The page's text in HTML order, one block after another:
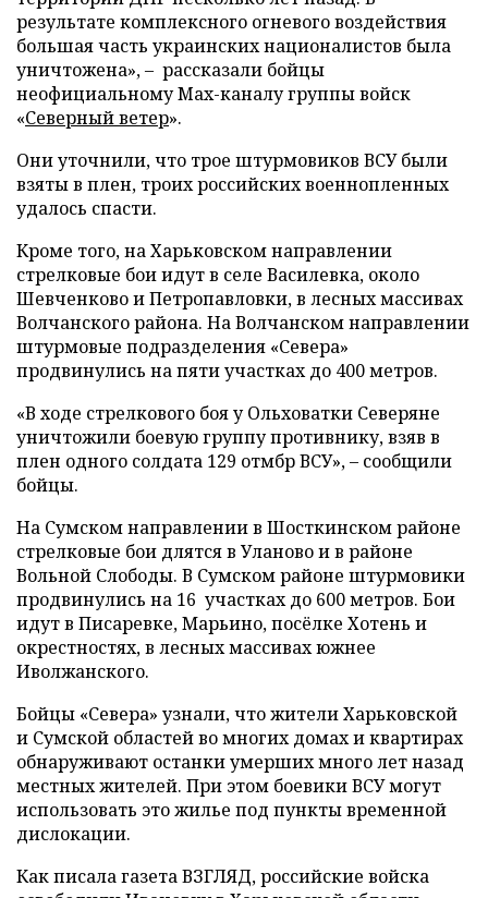
результате комплексного огневого воздействия
большая часть украинских националистов была
уничтожена», – рассказали бойцы
неофициальному Max-каналу группы войск
«Северный ветер».
Они уточнили, что трое штурмовиков ВСУ были
взяты в плен, троих российских военнопленных
удалось спасти.
Кроме того, на Харьковском направлении
стрелковые бои идут в селе Василевка, около
Шевченково и Петропавловки, в лесных массивах
Волчанского района. На Волчанском направлении
штурмовые подразделения «Севера»
продвинулись на пяти участках до 400 метров.
«В ходе стрелкового боя у Ольховатки Северяне
уничтожили боевую группу противнику, взяв в
плен одного солдата 129 отмбр ВСУ», – сообщили
бойцы.
На Сумском направлении в Шосткинском районе
стрелковые бои длятся в Уланово и в районе
Вольной Слободы. В Сумском районе штурмовики
продвинулись на 16 участках до 600 метров. Бои
идут в Писаревке, Марьино, посёлке Хотень и
окрестностях, в лесных массивах южнее
Иволжанского.
Бойцы «Севера» узнали, что жители Харьковской
и Сумской областей во многих домах и квартирах
обнаруживают останки умерших много лет назад
местных жителей. При этом боевики ВСУ могут
использовать это жилье под пункты временной
дислокации.
Как писала газета ВЗГЛЯД, российские войска